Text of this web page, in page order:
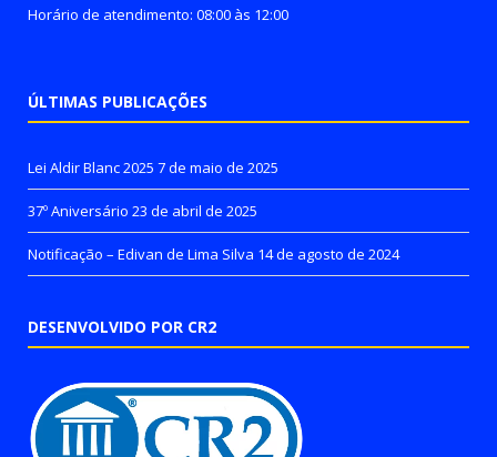
Horário de atendimento: 08:00 às 12:00
ÚLTIMAS PUBLICAÇÕES
Lei Aldir Blanc 2025 7 de maio de 2025
37º Aniversário 23 de abril de 2025
Notificação – Edivan de Lima Silva 14 de agosto de 2024
DESENVOLVIDO POR CR2